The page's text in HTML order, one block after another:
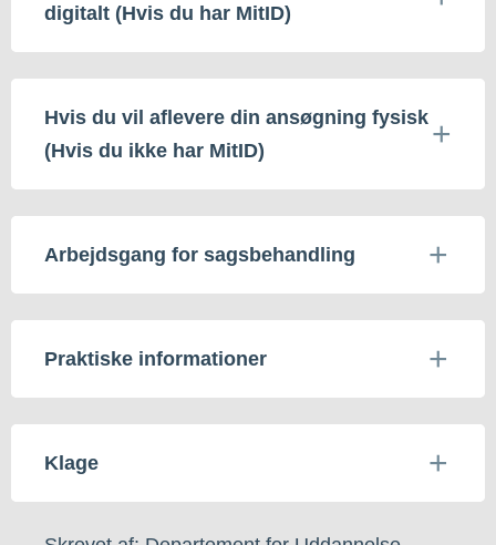
digitalt (Hvis du har MitID)
Hvis du vil aflevere din ansøgning fysisk
(Hvis du ikke har MitID)
Arbejdsgang for sagsbehandling
Praktiske informationer
Klage